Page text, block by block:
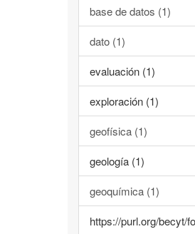
base de datos (1)
dato (1)
evaluación (1)
exploración (1)
geofísica (1)
geología (1)
geoquímica (1)
https://purl.org/becyt/